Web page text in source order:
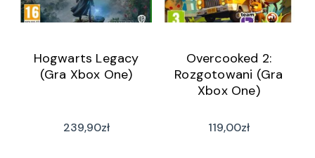
Hogwarts Legacy
(Gra Xbox One)
239,90zł
Overcooked 2:
Rozgotowani (Gra
Xbox One)
119,00zł